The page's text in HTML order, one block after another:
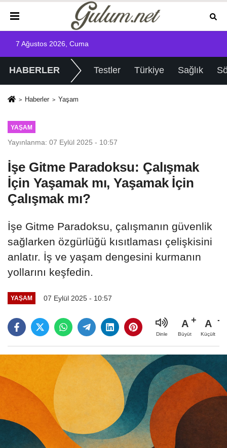
7 Ağustos 2026, Cuma
HABERLER Testler Türkiye Sağlık
Haberler Yaşam
YAŞAM
Yayınlanma: 07 Eylül 2025 - 10:57
İşe Gitme Paradoksu: Çalışmak
İçin Yaşamak mı, Yaşamak İçin
Çalışmak mı?
İşe Gitme Paradoksu, çalışmanın güvenlik
sağlarken özgürlüğü kısıtlaması çelişkisini
anlatır. İş ve yaşam dengesini kurmanın
yollarını keşfedin.
YAŞAM 07 Eylül 2025 - 10:57
Dinle
A
Büyüt
A
Küçült